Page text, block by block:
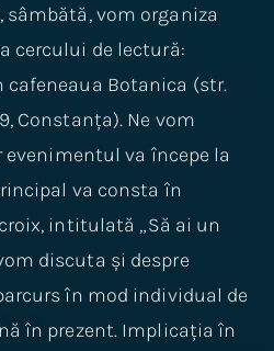
sâmbătă, vom organiza
cercului de lectură:
cafeneaua Botanica (str.
Constanța). Ne vom
evenimentul va începe la
va consta în
intitulată „Să ai un
discuta și despre
în mod individual de
în prezent. Implicația în